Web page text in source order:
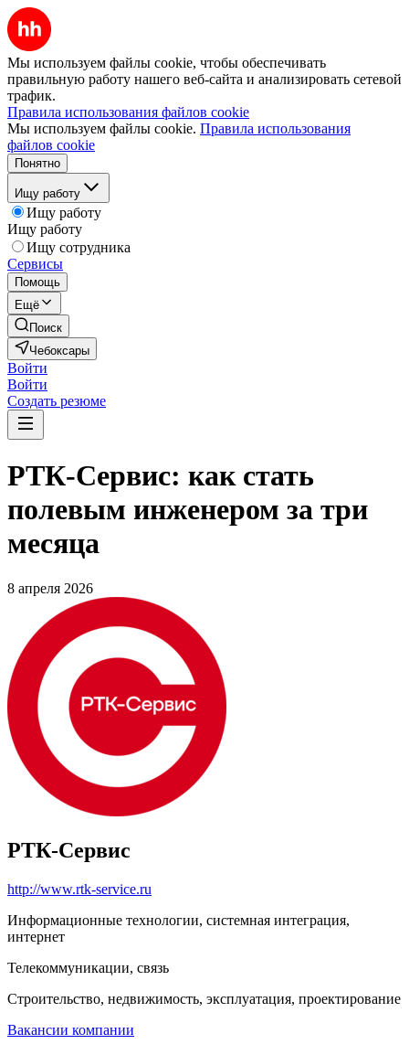
Мы используем файлы cookie, чтобы обеспечивать
правильную работу нашего веб-сайта и анализировать сетевой
трафик.
Правила использования файлов cookie
Мы используем файлы cookie. Правила использования
файлов cookie
Понятно
Ищу работу
Ищу работу
Ищу работу
Ищу сотрудника
Сервисы
Помощь
Ещё
Поиск
Чебоксары
Войти
Войти
Создать резюме
РТК-Сервис: как стать
полевым инженером за три
месяца
8 апреля 2026
РТК-Сервис
http://www.rtk-service.ru
Информационные технологии, системная интеграция,
интернет
Телекоммуникации, связь
Строительство, недвижимость, эксплуатация, проектирование
Вакансии компании